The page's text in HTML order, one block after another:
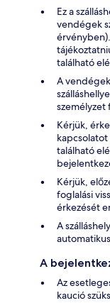
Ez a
vendégek
található
A
személyzet
Kérjük,
kapcsolatot
található
Kérjük,
foglalási
érkezését
A
A
Az
kaució